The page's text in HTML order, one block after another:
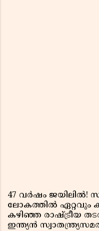
47 വർഷം ജയിലിൽ!
ലോകത്തിൽ ഏറ്റവും
കഴിഞ്ഞ രാഷ്ട്രീയ
ഇന്ത്യൻ